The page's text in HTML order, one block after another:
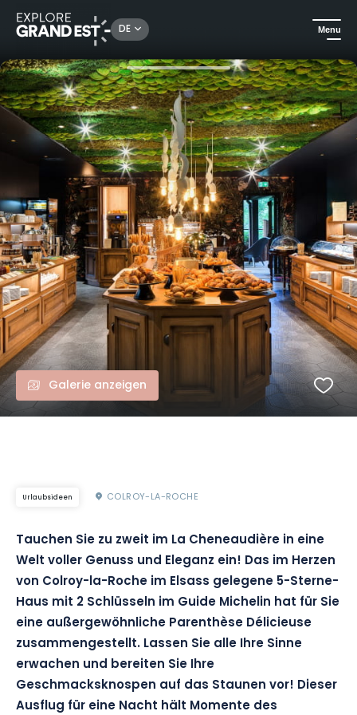
DE Menu
Sehenswertes in der Region Grand Est Geschenkgutschein : Aufenthalt Parenthèse Délicieuse 1 Nacht in La Chenaudière
Galerie anzeigen
Urlaubsideen COLROY-LA-ROCHE
Tauchen Sie zu zweit im La Cheneaudière in eine
Welt voller Genuss und Eleganz ein! Das im Herzen
von Colroy-la-Roche im Elsass gelegene 5-Sterne-
Haus mit 2 Schlüsseln im Guide Michelin hat für Sie
eine außergewöhnliche Parenthèse Délicieuse
zusammengestellt. Lassen Sie alle Ihre Sinne
erwachen und bereiten Sie Ihre
Geschmacksknospen auf das Staunen vor! Dieser
Ausflug für eine Nacht hält Momente des